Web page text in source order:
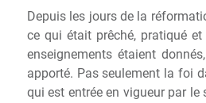
Depuis les jours de la
ce qui était prêché, pratiqué
enseignements étaient
apporté. Pas seulement la foi
qui est entrée en vigueur par le